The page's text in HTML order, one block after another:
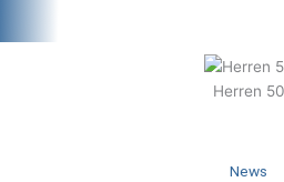
Herren 50
News